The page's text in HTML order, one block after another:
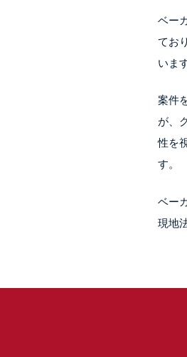
ベー
てお
います
案件
が、
性を
す。
ベー
現地
会社
短期
資等
イ